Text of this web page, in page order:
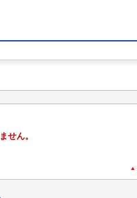
せん。